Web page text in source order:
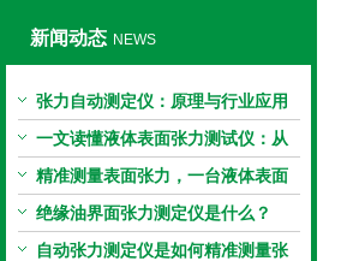
新闻动态 NEWS
张力自动测定仪：原理与行业应用
解析
一文读懂液体表面张力测试仪：从
原理到应用全掌握
精准测量表面张力，一台液体表面
张力系数测量仪就够了
绝缘油界面张力测定仪是什么？
自动张力测定仪是如何精准测量张